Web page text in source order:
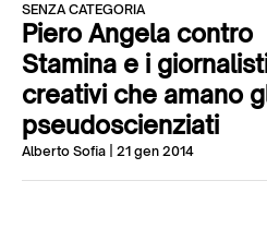
SENZA CATEGORIA
Piero Angela contro
Stamina e i
creativi che amano
pseudoscienziati
Alberto Sofia | 21 gen 2014